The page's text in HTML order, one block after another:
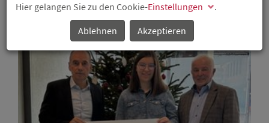
Hier gelangen Sie zu den Cookie-Einstellungen
.
Ablehnen
Akzeptieren